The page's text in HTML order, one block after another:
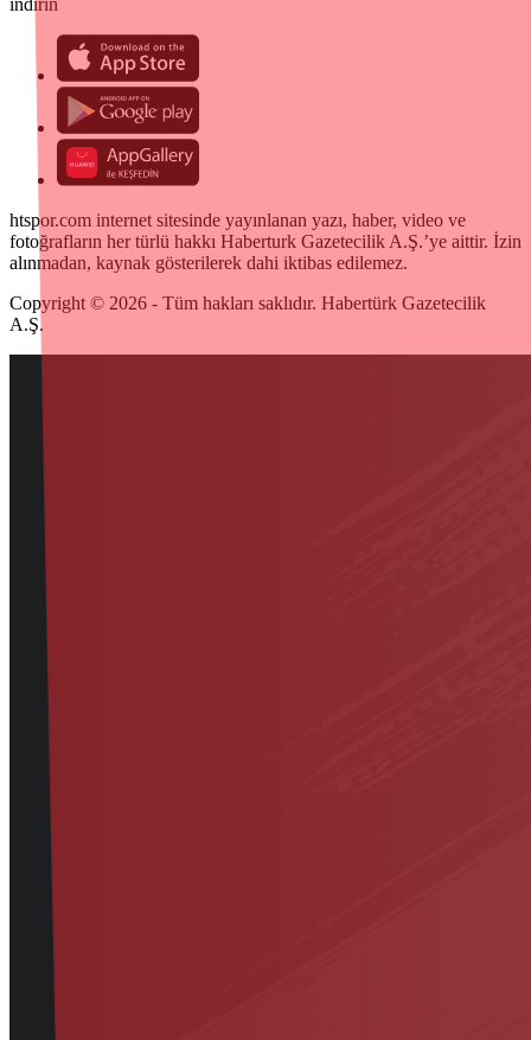
htspor.com internet sitesinde yayınlanan yazı, haber, video ve
fotoğrafların her türlü hakkı Haberturk Gazetecilik A.Ş.’ye aittir. İzin
alınmadan, kaynak gösterilerek dahi iktibas edilemez.
Copyright © 2026 - Tüm hakları saklıdır. Habertürk Gazetecilik
A.Ş.